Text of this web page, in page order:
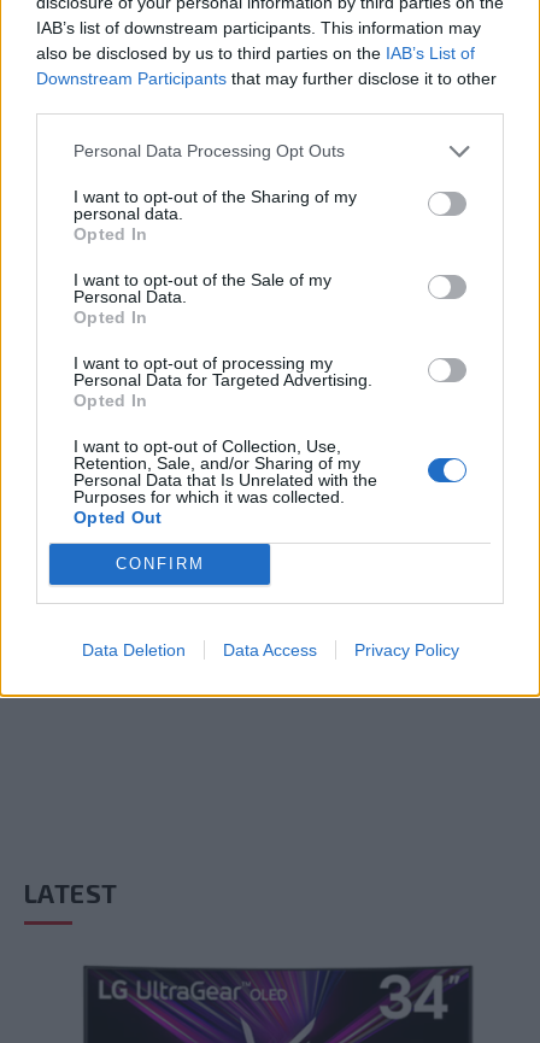
IAB’s list of downstream participants. This information may
also be disclosed by us to third parties on the IAB’s List of
Downstream Participants that may further disclose it to other
Personal Data Processing Opt Outs
I want to opt-out of the Sharing of my
personal data.
Opted In
I want to opt-out of the Sale of my
Personal Data.
Opted In
I want to opt-out of processing my
Personal Data for Targeted Advertising.
Opted In
I want to opt-out of Collection, Use,
Retention, Sale, and/or Sharing of my
Personal Data that Is Unrelated with the
Purposes for which it was collected.
Opted Out
CONFIRM
Data Deletion Data Access Privacy Policy
Ο Geralt επιστρέφει! Πρώτη παρουσίαση του
νέου expansion του The Witcher 3 στη
15ο eCommerce & Digital Marketing World
2026: «The Growth Playbook!» με 2+1
συνέδρια στις 4 Νοεμβρίου!
ADD A COMMENT
LATEST